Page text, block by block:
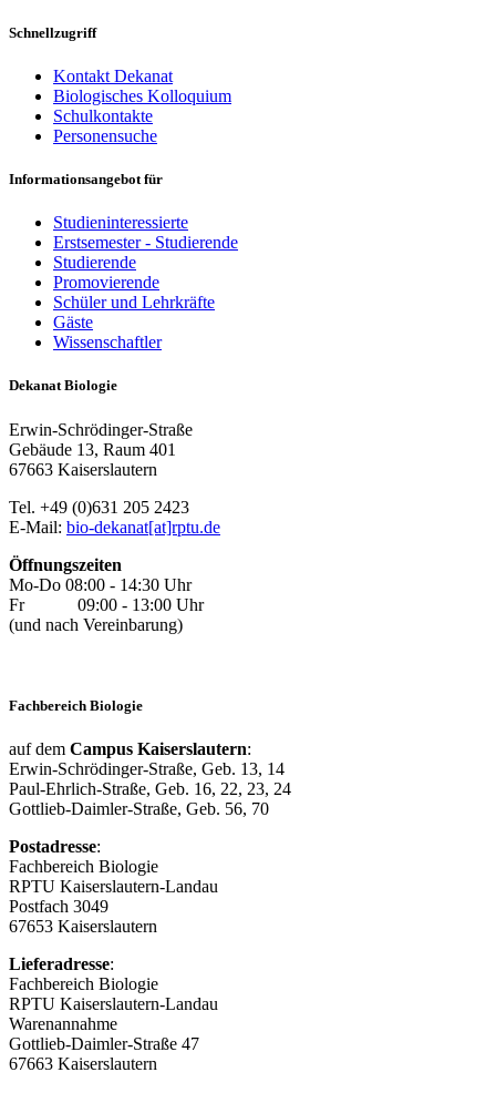
Schnellzugriff
Kontakt Dekanat
Biologisches Kolloquium
Schulkontakte
Personensuche
Informationsangebot für
Studieninteressierte
Erstsemester - Studierende
Studierende
Promovierende
Schüler und Lehrkräfte
Gäste
Wissenschaftler
Dekanat Biologie
Erwin-Schrödinger-Straße
Gebäude 13, Raum 401
67663 Kaiserslautern
Tel. +49 (0)631 205 2423
E-Mail: bio-dekanat[at]rptu.de
Öffnungszeiten
Mo-Do 08:00 - 14:30 Uhr
Fr 09:00 - 13:00 Uhr
(und nach Vereinbarung)
Fachbereich Biologie
auf dem Campus Kaiserslautern:
Erwin-Schrödinger-Straße, Geb. 13, 14
Paul-Ehrlich-Straße, Geb. 16, 22, 23, 24
Gottlieb-Daimler-Straße, Geb. 56, 70
Postadresse:
Fachbereich Biologie
RPTU Kaiserslautern-Landau
Postfach 3049
67653 Kaiserslautern
Lieferadresse:
Fachbereich Biologie
RPTU Kaiserslautern-Landau
Warenannahme
Gottlieb-Daimler-Straße 47
67663 Kaiserslautern